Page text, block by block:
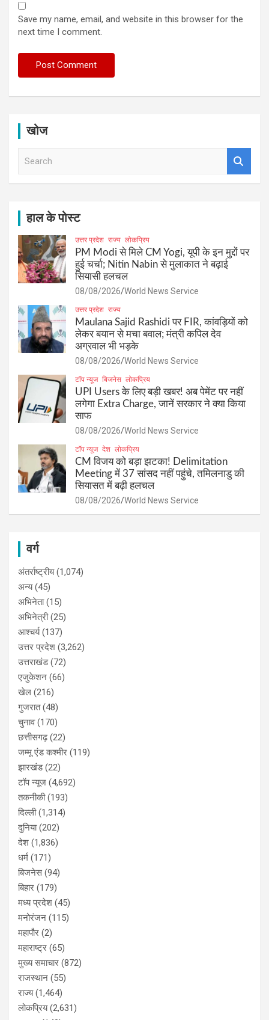
Save my name, email, and website in this browser for the
next time I comment.
खोज
हाल के पोस्ट
उत्तर प्रदेश राज्य लोकप्रिय
PM Modi से मिले CM Yogi, यूपी के इन मुद्दों पर
हुई चर्चा; Nitin Nabin से मुलाकात ने बढ़ाई
सियासी हलचल
08/08/2026 World News Service
उत्तर प्रदेश राज्य
Maulana Sajid Rashidi पर FIR, कांवड़ियों को
लेकर बयान से मचा बवाल; मंत्री कपिल देव
अग्रवाल भी भड़के
08/08/2026 World News Service
टॉप न्यूज बिजनेस लोकप्रिय
UPI Users के लिए बड़ी खबर! अब पेमेंट पर नहीं
लगेगा Extra Charge, जानें सरकार ने क्या किया
साफ
08/08/2026 World News Service
टॉप न्यूज देश लोकप्रिय
CM विजय को बड़ा झटका! Delimitation
Meeting में 37 सांसद नहीं पहुंचे, तमिलनाडु की
सियासत में बढ़ी हलचल
08/08/2026 World News Service
वर्ग
अंतर्राष्ट्रीय(1,074)
अन्य(45)
अभिनेता(15)
अभिनेत्री(25)
आश्चर्य(137)
उत्तर प्रदेश (3,262)
उत्तराखंड(72)
एजुकेशन (66)
खेल (216)
गुजरात(48)
चुनाव(170)
छत्तीसगढ़(22)
जम्मू एंड कश्मीर (119)
झारखंड(22)
टॉप न्यूज (4,692)
तकनीकी(193)
दिल्ली(1,314)
दुनिया(202)
देश (1,836)
धर्म (171)
बिजनेस(94)
बिहार (179)
मध्य प्रदेश (45)
मनोरंजन (115)
महापौर (2)
महाराष्ट्र (65)
मुख्य समाचार (872)
राजस्थान (55)
राज्य(1,464)
लोकप्रिय(2,631)